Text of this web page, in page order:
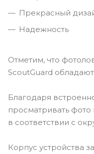
Прекрасный
Надежность
Отметим, что
ScoutGuard
Благодаря
просматривать фото
в соответствии с
Корпус устройства